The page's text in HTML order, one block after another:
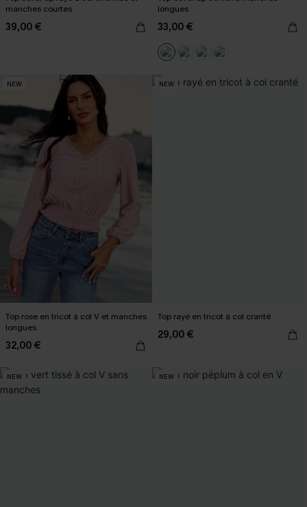
manches courtes
39,00 €
longues
33,00 €
NEW
Top rose en tricot à col V et manches
longues
32,00 €
NEW
Top rayé en tricot à col cranté
29,00 €
NEW NEW